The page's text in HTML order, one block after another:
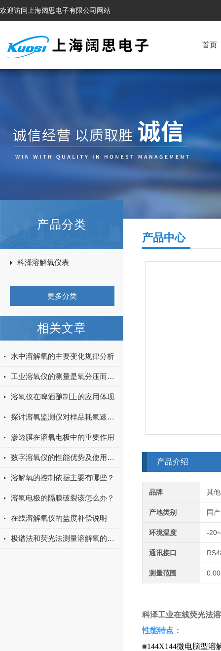
欢迎访问上海阔思电子有限公司网站
首页
产品分类
科泽溶解氧仪表
更多分类
相关文章
水中溶解氧的主要变化规律分析
工业溶氧仪的测量是氧分压而非氧浓度
溶氧仪在啤酒酿制上的应用体现
探讨溶氧监测仪对样品耗氧速率的监测
渗透膜在溶氧电极中的重要作用
数字溶氧仪的性能优势及使用注意事项
溶解氧的控制依据主要有哪些？
溶氧电极的隔膜破裂该怎么办？
在线溶解氧仪的盐度补偿说明
极谱法和荧光法测量溶解氧的区别
产品中心
产品介绍
品牌 其
产地类别 国产
环境温度 -
通讯接口
测量范围
科泽工业在线荧光法
性能特点：
■144X144微电脑型溶